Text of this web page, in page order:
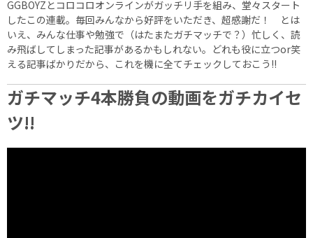
GGBOYZとコロコロオンラインがガッチリ手を組み、堂々スタート
したこの連載。毎回みんなから好評をいただき、超感謝だ！ とは
いえ、みんな仕事や勉強で（はたまたガチマッチで？）忙しく、読
み飛ばしてしまった記事があるかもしれない。どれも役に立つor笑
える記事ばかりだから、これを機に全てチェックしておこう!!
ガチマッチ4本勝負の動画をガチカイセ
ツ!!